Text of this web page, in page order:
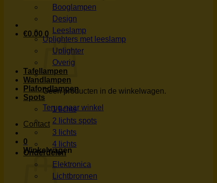
€0.00 0
Geen producten in de winkelwagen.
Terug naar winkel
Contact
0
Winkelwagen
Booglampen
Design
Leeslamp
Uplighters met leeslamp
Uplighter
Overig
Tafellampen
Wandlampen
Plafondlampen
Spots
1 lichts
2 lichts spots
3 lichts
4 lichts
Onderdelen
Elektronica
Lichtbronnen